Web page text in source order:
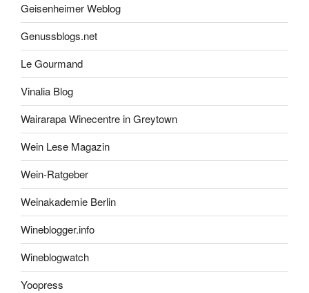
Geisenheimer Weblog
Genussblogs.net
Le Gourmand
Vinalia Blog
Wairarapa Winecentre in Greytown
Wein Lese Magazin
Wein-Ratgeber
Weinakademie Berlin
Wineblogger.info
Wineblogwatch
Yoopress